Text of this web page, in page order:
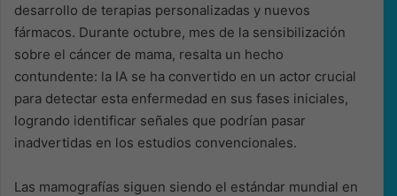
desarrollo de terapias personalizadas y nuevos
fármacos. Durante octubre, mes de la sensibilización
sobre el cáncer de mama, resalta un hecho
contundente: la IA se ha convertido en un actor crucial
para detectar esta enfermedad en sus fases iniciales,
logrando identificar señales que podrían pasar
inadvertidas en los estudios convencionales.
Las mamografías siguen siendo el estándar mundial en